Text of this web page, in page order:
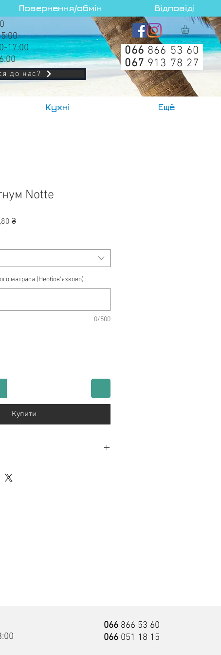
Повернення/обмін Відповіді
17:00
до нас?
066 866 53 60
067 913 78 27
Кухні Ещё
Notte
₴За
матраса (Необов'язково)
0/500
Купити
066 866 53 60
066 051 18 15